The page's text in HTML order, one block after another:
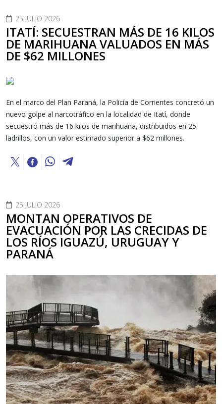
25 JULIO 2026
ITATÍ: SECUESTRAN MÁS DE 16 KILOS
DE MARIHUANA VALUADOS EN MÁS
DE $62 MILLONES
En el marco del Plan Paraná, la Policía de Corrientes concretó un
nuevo golpe al narcotráfico en la localidad de Itatí, donde
secuestró más de 16 kilos de marihuana, distribuidos en 25
ladrillos, con un valor estimado superior a $62 millones.
25 JULIO 2026
MONTAN OPERATIVOS DE
EVACUACIÓN POR LAS CRECIDAS DE
LOS RÍOS IGUAZÚ, URUGUAY Y
PARANÁ